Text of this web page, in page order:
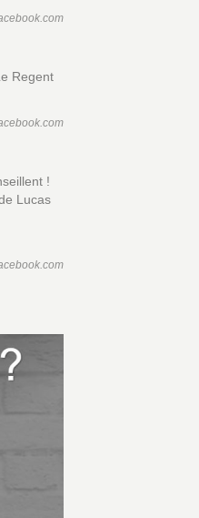
Regent
!
Lucas